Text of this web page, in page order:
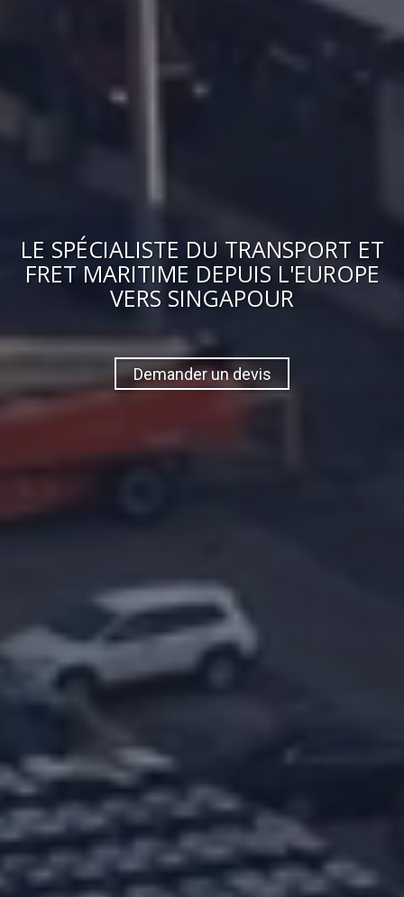
LE SPÉCIALISTE DU TRANSPORT ET
FRET MARITIME DEPUIS L'EUROPE
VERS SINGAPOUR
Demander un devis